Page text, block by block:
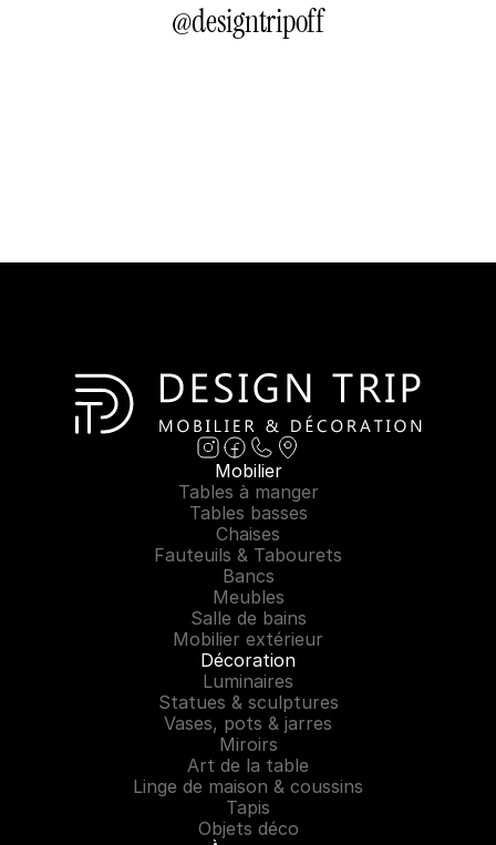
@designtripoff
Mobilier
Tables à manger
Tables basses
Chaises
Fauteuils & Tabourets
Bancs
Meubles
Salle de bains
Mobilier extérieur
Décoration
Luminaires
Statues & sculptures
Vases, pots & jarres
Miroirs
Art de la table
Linge de maison & coussins
Tapis
Objets déco